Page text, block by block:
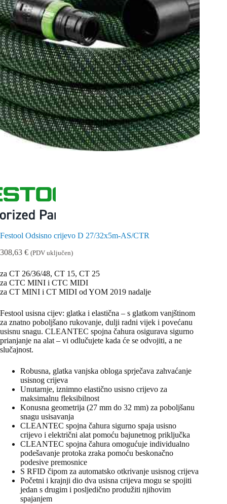
Festool Odsisno crijevo D 27/32x5m-AS/CTR
308,63 € (PDV uključen)
za CT 26/36/48, CT 15, CT 25
za CTC MINI i CTC MIDI
za CT MINI i CT MIDI od YOM 2019 nadalje
Festool usisna cijev: glatka i elastična – s glatkom vanjštinom
za znatno poboljšano rukovanje, dulji radni vijek i povećanu
usisnu snagu. CLEANTEC spojna čahura osigurava sigurno
prianjanje na alat – vi odlučujete kada će se odvojiti, a ne
slučajnost.
Robusna, glatka vanjska obloga sprječava zahvaćanje
usisnog crijeva
Unutarnje, iznimno elastično usisno crijevo za
maksimalnu fleksibilnost
Konusna geometrija (27 mm do 32 mm) za poboljšanu
snagu usisavanja
CLEANTEC spojna čahura sigurno spaja usisno
crijevo i električni alat pomoću bajunetnog priključka
CLEANTEC spojna čahura omogućuje individualno
podešavanje protoka zraka pomoću beskonačno
podesive premosnice
S RFID čipom za automatsko otkrivanje usisnog crijeva
Početni i krajnji dio dva usisna crijeva mogu se spojiti
jedan s drugim i posljedično produžiti njihovim
spajanjem